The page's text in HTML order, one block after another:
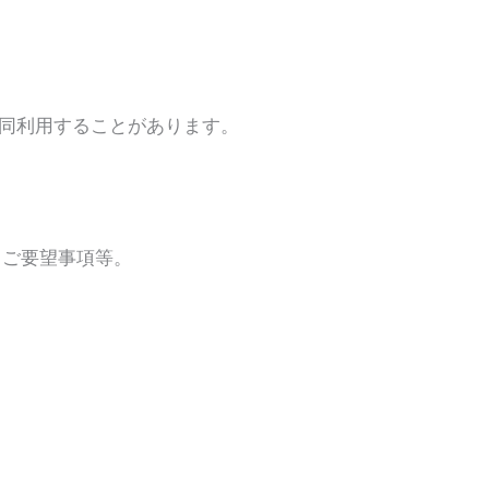
用することがあります。
要望事項等。